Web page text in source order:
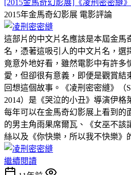
[2015金馬奇幻影展]《凌刑密密縫
2015年金馬奇幻影展 電影評論
這部片的中文片名應該是本屆金馬
名，憑著這吸引人的中文片名，選
竟意外地好看，雖然電影中有許多
愛，但卻很有意義，即便是觀賞結
回想這個故事。《凌刑密密縫》（
2014）是《哭泣的小丑》導演伊格
每年可以在金馬奇幻影展上看到的
的男主角雨果席爾瓦、《女巫不該
絲以及《你快樂，所以我不快樂》
繼續閱讀